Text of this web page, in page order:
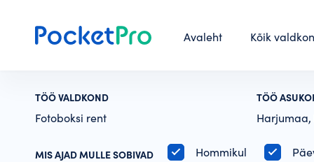
Avaleht Kõik
TÖÖ VALDKOND
Fotoboksi rent
TÖÖ
Harjumaa,
MIS AJAD MULLE SOBIVAD Hommikul